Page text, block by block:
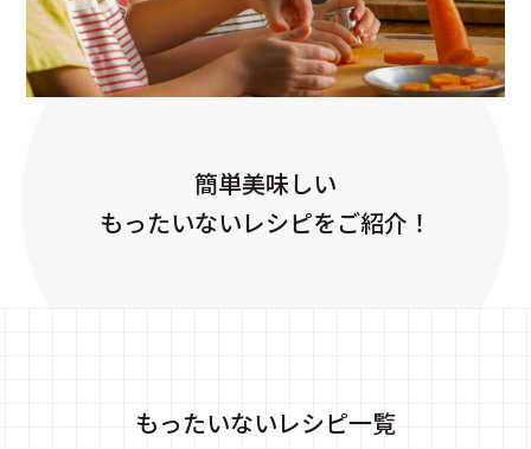
簡単美味しい
もったいないレシピをご紹介！
もったいないレシピ一覧